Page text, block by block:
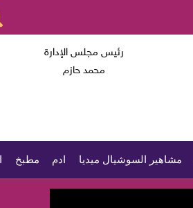
رئيس مجلس الإدارة
محمد حازم
مشاهير السوشيال ميديا ادم مطبخ